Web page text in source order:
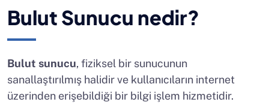
Bulut Sunucu nedir?
Bulut sunucu, fiziksel bir sunucunun
sanallaştırılmış halidir ve kullanıcıların internet
üzerinden erişebildiği bir bilgi işlem hizmetidir.